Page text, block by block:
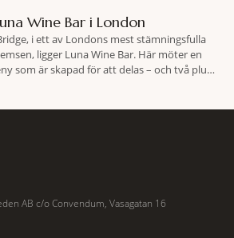
Wine Bar i London
i ett av Londons mest stämningsfulla
ligger Luna Wine Bar. Här möter en
som är skapad för att delas – och två plus
AB c/o Convendum, Vasagatan 16